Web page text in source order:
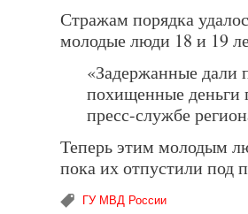
Стражам порядка
молодые люди 18 и 19
«Задержанные дали
похищенные деньги
пресс-службе
Теперь этим молодым
пока их отпустили под
ГУ МВД России